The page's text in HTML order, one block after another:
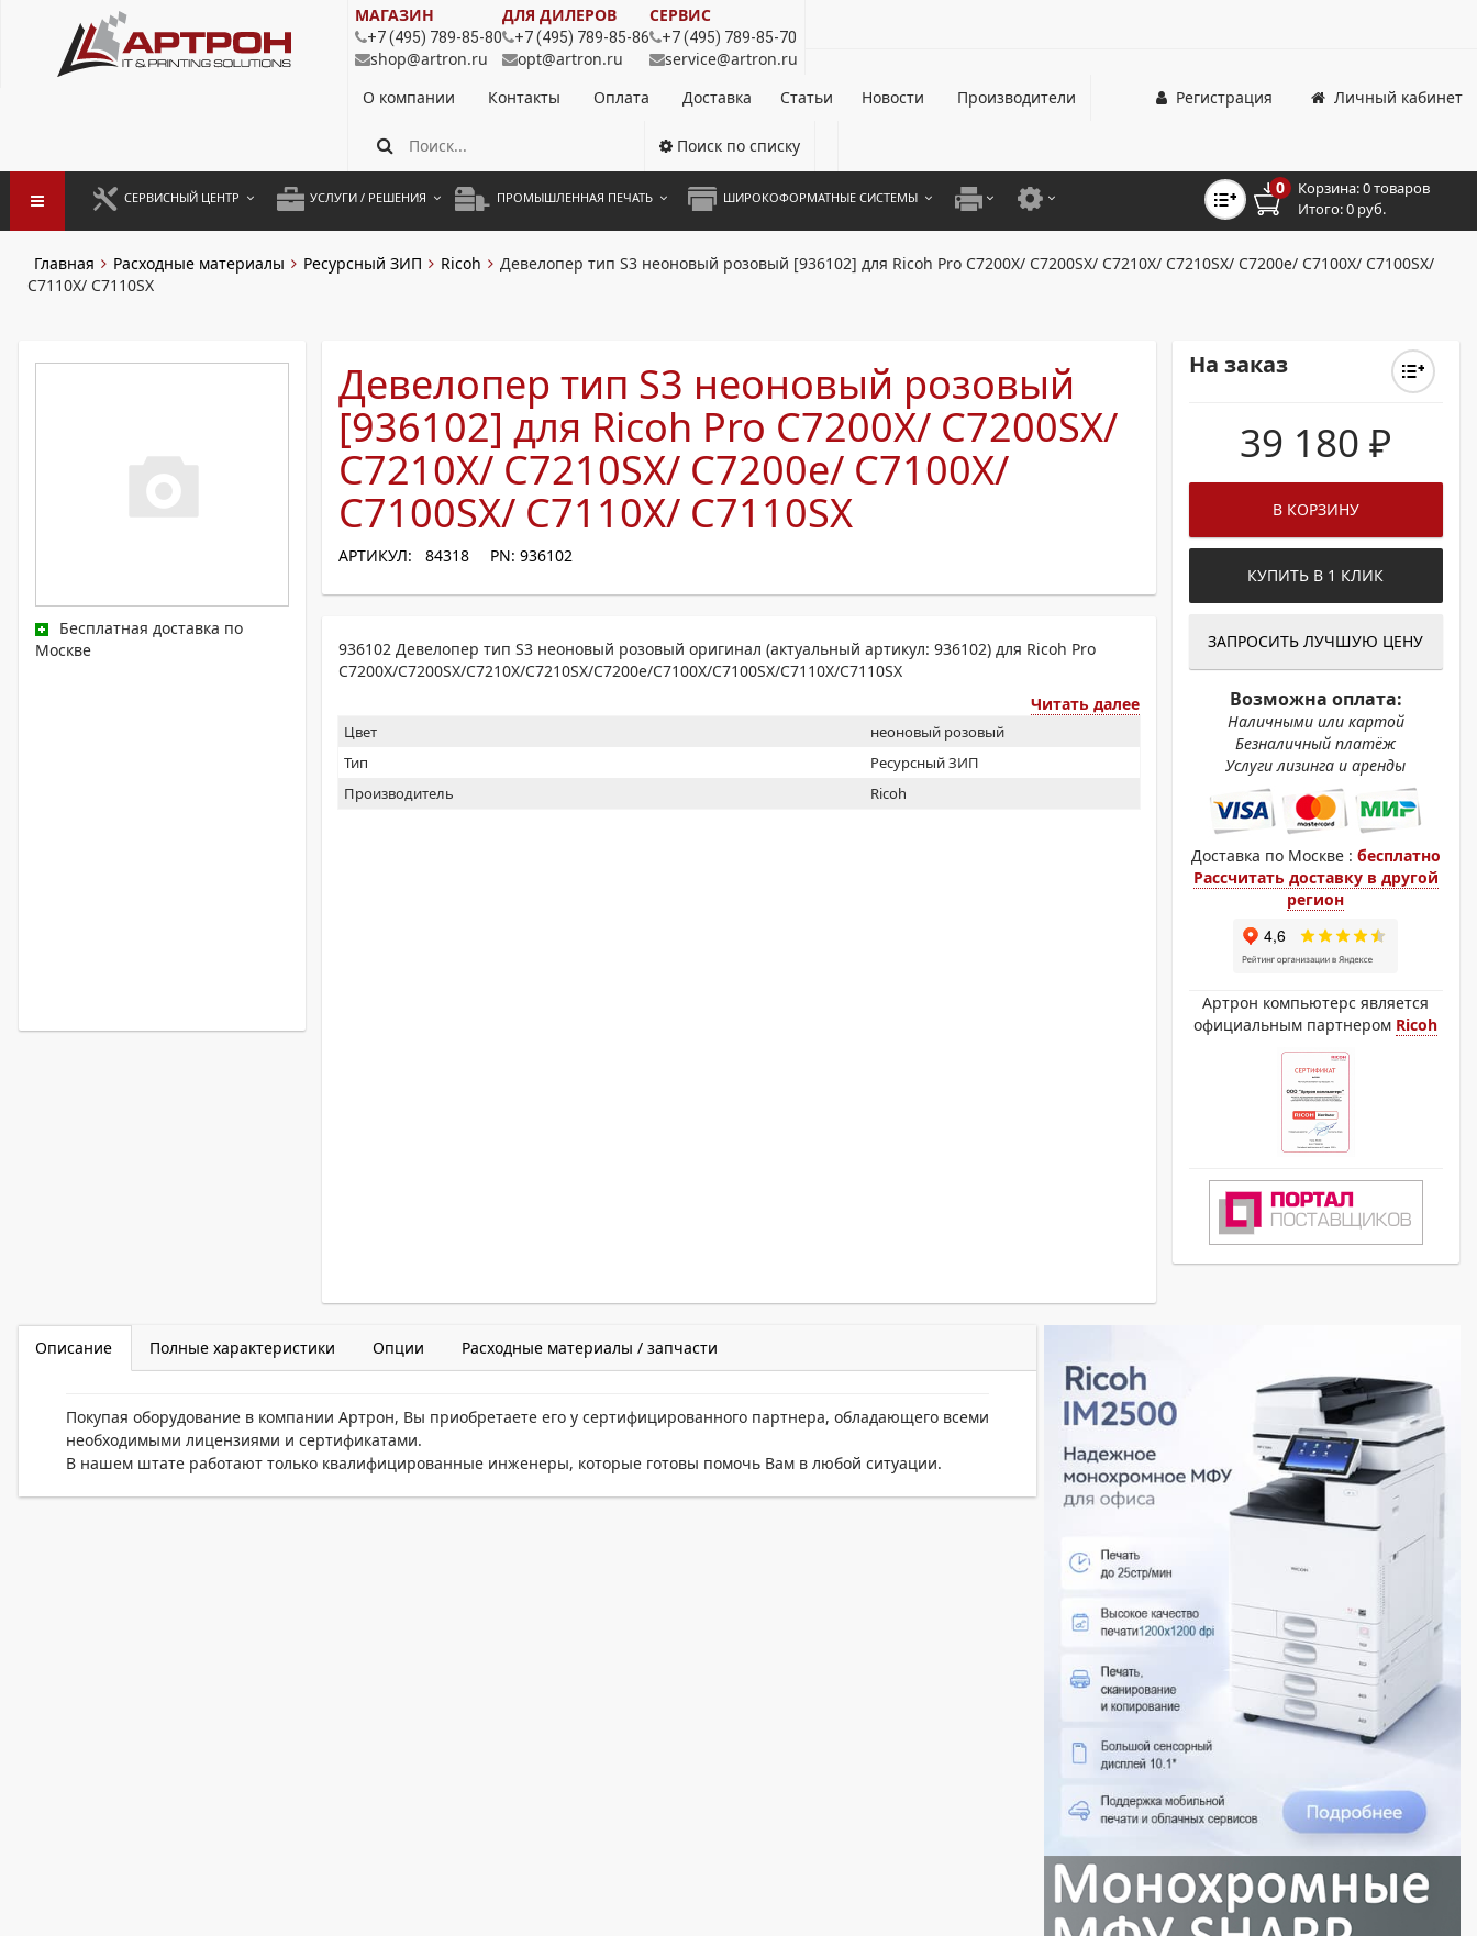
МАГАЗИН
+7 (495) 789-85-80
shop@artron.ru
ДЛЯ ДИЛЕРОВ
+7 (495) 789-85-86
opt@artron.ru
СЕРВИС
+7 (495) 789-85-70
service@artron.ru
О компании
Контакты Оплата Доставка Статьи Новости Производители Личный кабинет
Регистрация
Поиск по списку
СЕРВИСНЫЙ ЦЕНТР
ГАРАНТИЙНЫЙ РЕМОНТ
УСЛУГИ / РЕШЕНИЯ
АРЕНДА ОБОРУДОВАНИЯ
ПРОМЫШЛЕННАЯ ПЕЧАТЬ ШИРОКОФОРМАТНЫЕ СИСТЕМЫ
А4 МОНОХРОМНЫЕ
ПРИНТЕРЫ ДЛЯ ОФИСА
ЦВЕТНЫЕ ПРИНТЕРЫ
0 Корзина:0 товаров
Итого:0 руб.
Главная Расходные материалы Ресурсный ЗИП Ricoh
Девелопер тип S3 неоновый розовый [936102] для Ricoh Pro C7200X/ C7200SX/ C7210X/ C7210SX/ C7200e/ C7100X/ C7100SX/
C7110X/ C7110SX
Бесплатная доставка по
Москве
Девелопер тип S3 неоновый розовый
[936102] для Ricoh Pro C7200X/ C7200SX/
C7210X/ C7210SX/ C7200e/ C7100X/
C7100SX/ C7110X/ C7110SX
АРТИКУЛ: 84318 PN: 936102
936102 Девелопер тип S3 неоновый розовый оригинал (актуальный артикул: 936102) для Ricoh Pro
C7200X/C7200SX/C7210X/C7210SX/C7200e/C7100X/C7100SX/C7110X/C7110SX
Читать далее
Цвет
неоновый розовый
Тип
Ресурсный ЗИП
Производитель
Ricoh
На заказ
39 180₽
В КОРЗИНУ
КУПИТЬ В 1 КЛИК
ЗАПРОСИТЬ ЛУЧШУЮ ЦЕНУ
Возможна оплата:
Наличными или картой
Безналичный платёж
Услуги лизинга и аренды
Доставка по Москве : бесплатно
Рассчитать доставку в другой
регион
Артрон компьютерс является
официальным партнером Ricoh
Описание Полные характеристики Опции Расходные материалы / запчасти
Покупая оборудование в компании Артрон, Вы приобретаете его у сертифицированного партнера, обладающего всеми
необходимыми лицензиями и сертификатами.
В нашем штате работают только квалифицированные инженеры, которые готовы помочь Вам в любой ситуации.